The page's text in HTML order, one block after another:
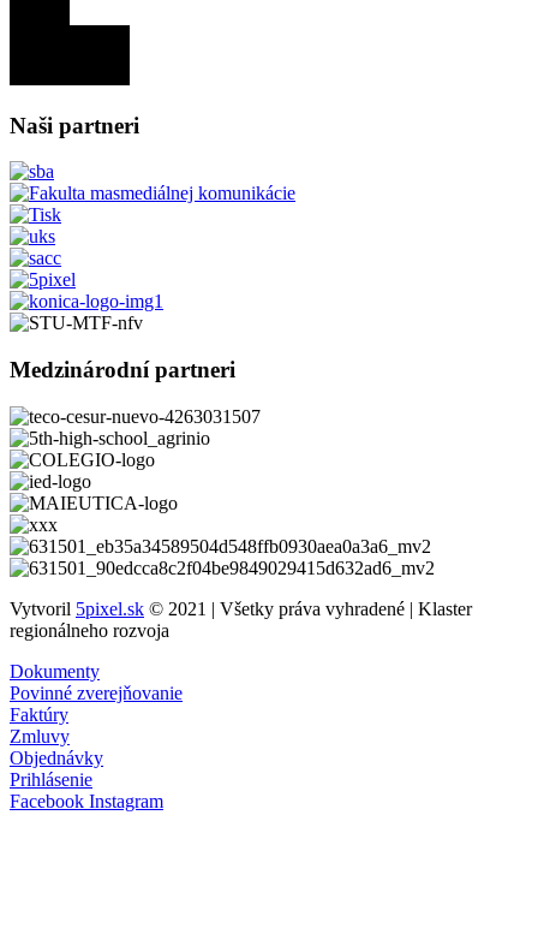
Naši partneri
Medzinárodní partneri
Vytvoril 5pixel.sk © 2021 | Všetky práva vyhradené | Klaster
regionálneho rozvoja
Dokumenty
Povinné zverejňovanie
Faktúry
Zmluvy
Objednávky
Prihlásenie
Facebook Instagram